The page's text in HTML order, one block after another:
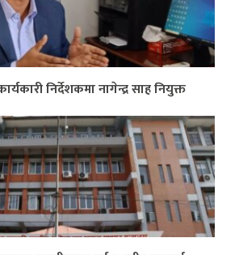
निर्देशकमा नागेन्द्र साह नियुक्त